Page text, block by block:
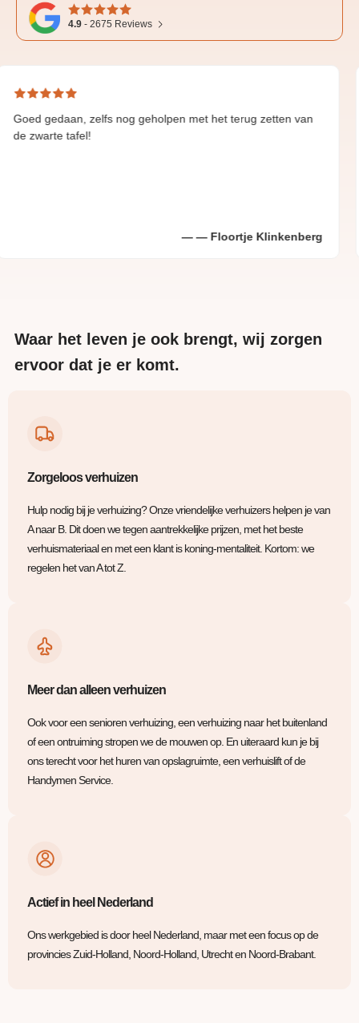
4.9 - 2675 Reviews
zelfs nog geholpen met het terug zetten van
Floortje Klinkenberg
Great
Waar het leven je ook brengt, wij zorgen
ervoor dat je er komt.
Zorgeloos verhuizen
Hulp nodig bij je verhuizing? Onze vriendelijke verhuizers helpen je van
A naar B. Dit doen we tegen aantrekkelijke prijzen, met het beste
verhuismateriaal en met een klant is koning-mentaliteit. Kortom: we
regelen het van A tot Z.
Meer dan alleen verhuizen
Ook voor een senioren verhuizing, een verhuizing naar het buitenland
of een ontruiming stropen we de mouwen op. En uiteraard kun je bij
ons terecht voor het huren van opslagruimte, een verhuislift of de
Handymen Service.
Actief in heel Nederland
Ons werkgebied is door heel Nederland, maar met een focus op de
provincies Zuid-Holland, Noord-Holland, Utrecht en Noord-Brabant.